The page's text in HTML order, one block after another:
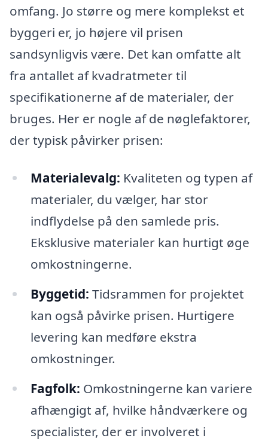
omfang. Jo større og mere komplekst et
byggeri er, jo højere vil prisen
sandsynligvis være. Det kan omfatte alt
fra antallet af kvadratmeter til
specifikationerne af de materialer, der
bruges. Her er nogle af de nøglefaktorer,
der typisk påvirker prisen:
Materialevalg: Kvaliteten og typen af
materialer, du vælger, har stor
indflydelse på den samlede pris.
Eksklusive materialer kan hurtigt øge
omkostningerne.
Byggetid: Tidsrammen for projektet
kan også påvirke prisen. Hurtigere
levering kan medføre ekstra
omkostninger.
Fagfolk: Omkostningerne kan variere
afhængigt af, hvilke håndværkere og
specialister, der er involveret i